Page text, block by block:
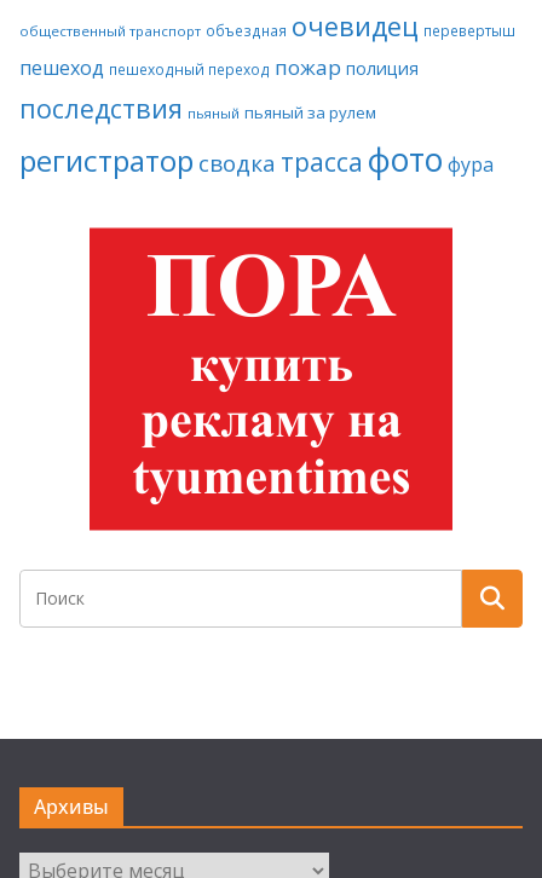
общественный транспорт объездная очевидец перевертыш
пешеход пешеходный переход пожар полиция
последствия пьяный пьяный за рулем
регистратор сводка трасса фото фура
Архивы
Архивы